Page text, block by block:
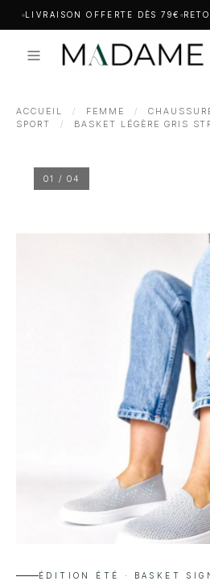
LIVRAISON OFFERTE DÈS 79€
ACCUEIL / FEMME /
SPORT
/ BASKET LÉGÈRE GRIS
01 / 04
ÉDITION ÉTÉ · BASKET